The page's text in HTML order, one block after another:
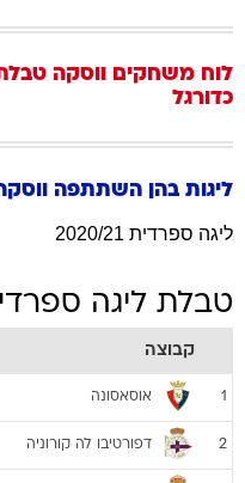
לוח משחקים ווסקה טבלת
כדורגל
ליגות בהן השתתפה
ליגה ספרדית 2020/21
טבלת ליגה ספרדית
קבוצה
1 אוסאסונה
2 דפורטיבו לה קורוניה